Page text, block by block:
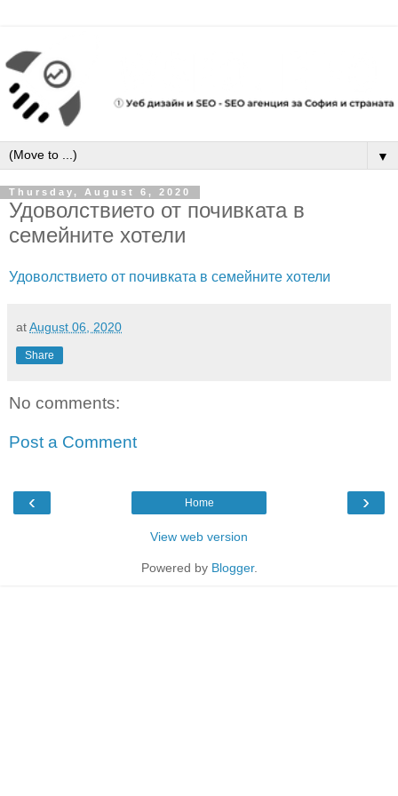
▼
Thursday, August 6, 2020
Удоволствието от почивката в
семейните хотели
Удоволствието от почивката в семейните хотели
atAugust 06, 2020
Share
No comments:
Post a Comment
‹ ›
Home
View web version
Powered by Blogger.